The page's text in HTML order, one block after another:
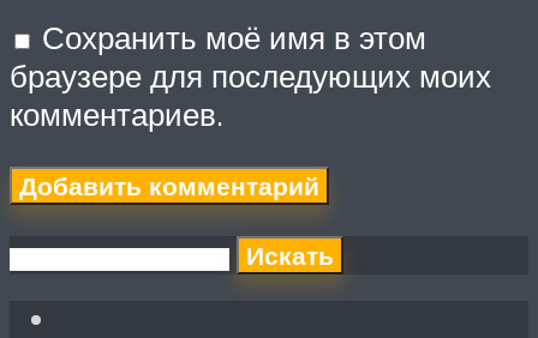
Сохранить моё имя в этом
браузере для последующих моих
комментариев.
Искать